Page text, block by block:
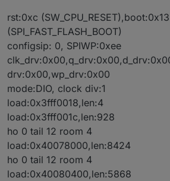
rst:0xc (SW_CPU_RESET),boot:0x13
(SPI_FAST_FLASH_BOOT)
configsip: 0, SPIWP:0xee
drv:0x00,wp_drv:0x00
mode:DIO, clock div:1
load:0x3fff0018,len:4
load:0x3fff001c,len:928
ho 0 tail 12 room 4
load:0x40078000,len:8424
ho 0 tail 12 room 4
load:0x40080400,len:5868